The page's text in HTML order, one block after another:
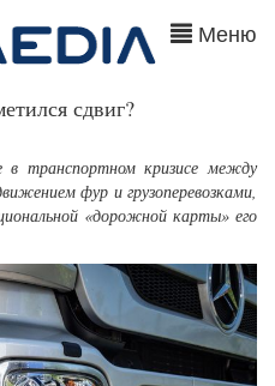
Меню
сдвиг?
транспортном кризисе между
фур и грузоперевозками,
«дорожной карты» его